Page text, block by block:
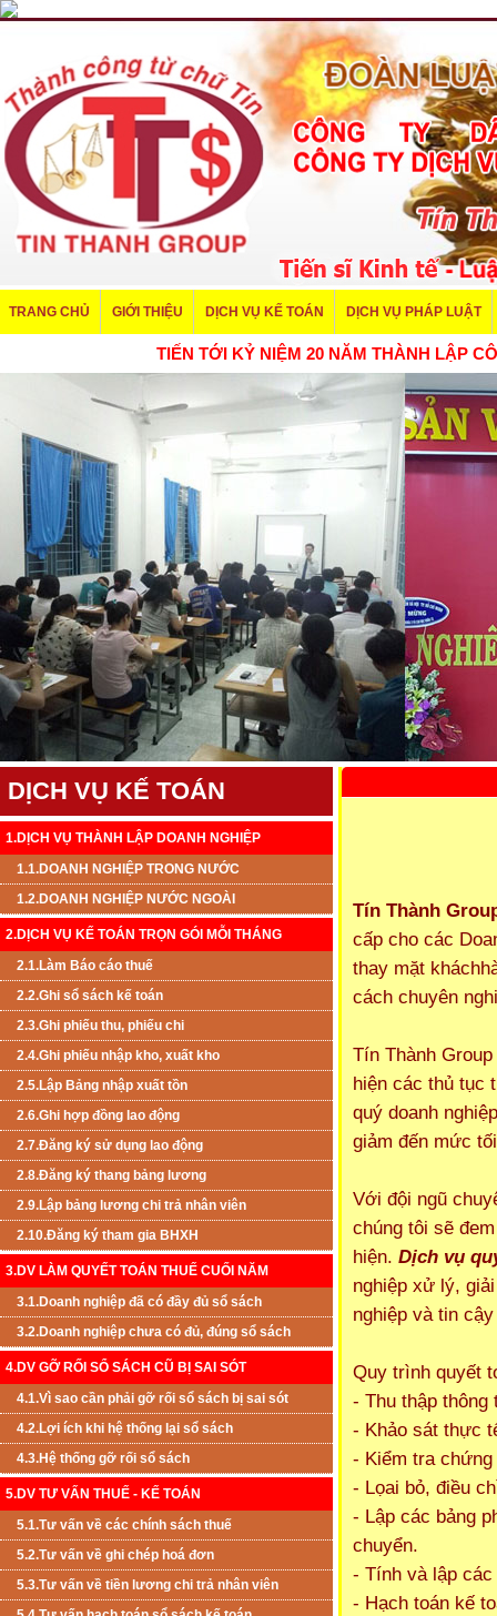
TRANG CHỦ GIỚI THIỆU DỊCH VỤ KẾ TOÁN DỊCH VỤ PHÁP LUẬT
TIẾN TỚI KỶ NIỆM 20 NĂM THÀNH
DỊCH VỤ KẾ TOÁN
1.DỊCH VỤ THÀNH LẬP DOANH NGHIỆP
1.1.DOANH NGHIỆP TRONG NƯỚC
1.2.DOANH NGHIỆP NƯỚC NGOÀI
2.DỊCH VỤ KẾ TOÁN TRỌN GÓI MỖI THÁNG
2.1.Làm Báo cáo thuế
2.2.Ghi sổ sách kế toán
2.3.Ghi phiếu thu, phiếu chi
2.4.Ghi phiếu nhập kho, xuất kho
2.5.Lập Bảng nhập xuất tồn
2.6.Ghi hợp đồng lao động
2.7.Đăng ký sử dụng lao động
2.8.Đăng ký thang bảng lương
2.9.Lập bảng lương chi trả nhân viên
2.10.Đăng ký tham gia BHXH
3.DV LÀM QUYẾT TOÁN THUẾ CUỐI NĂM
3.1.Doanh nghiệp đã có đầy đủ sổ sách
3.2.Doanh nghiệp chưa có đủ, đúng sổ sách
4.DV GỠ RỐI SỔ SÁCH CŨ BỊ SAI SÓT
4.1.Vì sao cần phải gỡ rối sổ sách bị sai sót
4.2.Lợi ích khi hệ thống lại sổ sách
4.3.Hệ thống gỡ rối sổ sách
5.DV TƯ VẤN THUẾ - KẾ TOÁN
5.1.Tư vấn về các chính sách thuế
5.2.Tư vấn về ghi chép hoá đơn
5.3.Tư vấn về tiền lương chi trả nhân viên
Tín Thành
cấp cho các
thay mặt
cách chuyên
Tín Thành
hiện các thủ tục
quý doanh
giảm đến mức
Với đội ngũ
chúng tôi sẽ
hiện. Dịch vụ
nghiệp xử lý,
nghiệp và tin
Quy trình quyết
- Thu thập
- Khảo sát thực
- Kiểm tra
- Lọai bỏ, điều
- Lập các bảng
chuyển.
- Tính và lập
- Hạch toán kế